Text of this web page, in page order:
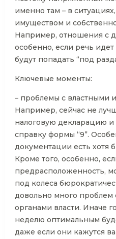
именно там – в
имуществом и
Например, отношения с
особенно, если речь
будут попадать “под
Ключевые моменты:
– проблемы с властными
Например, сейчас не
налоговую декларацию и
справку формы “9”.
документации есть хотя
Кроме того, особенно,
предрасположенность,
под колеса
довольно много проблем
органами власти. Иначе
неделю оптимальным
даже если они кажутся